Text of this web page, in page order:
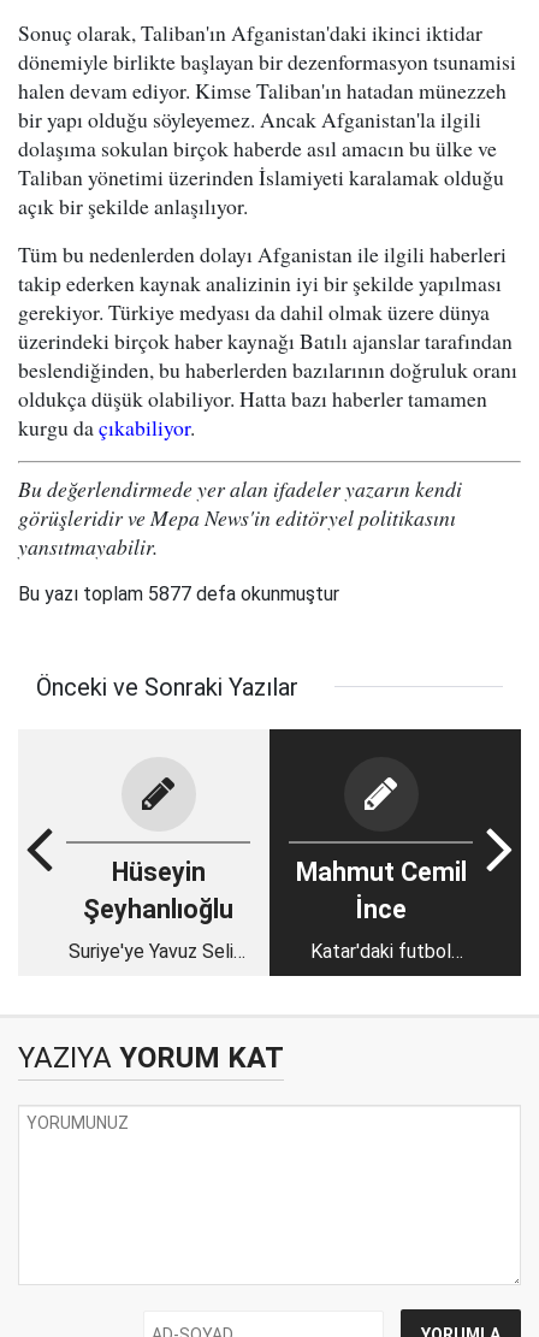
Sonuç olarak, Taliban'ın Afganistan'daki ikinci iktidar
dönemiyle birlikte başlayan bir dezenformasyon tsunamisi
halen devam ediyor. Kimse Taliban'ın hatadan münezzeh
bir yapı olduğu söyleyemez. Ancak Afganistan'la ilgili
dolaşıma sokulan birçok haberde asıl amacın bu ülke ve
Taliban yönetimi üzerinden İslamiyeti karalamak olduğu
açık bir şekilde anlaşılıyor.
Tüm bu nedenlerden dolayı Afganistan ile ilgili haberleri
takip ederken kaynak analizinin iyi bir şekilde yapılması
gerekiyor. Türkiye medyası da dahil olmak üzere dünya
üzerindeki birçok haber kaynağı Batılı ajanslar tarafından
beslendiğinden, bu haberlerden bazılarının doğruluk oranı
oldukça düşük olabiliyor. Hatta bazı haberler tamamen
kurgu daçıkabiliyor.
Bu değerlendirmede yer alan ifadeler yazarın kendi
görüşleridir ve Mepa News'in editöryel politikasını
yansıtmayabilir.
Bu yazı toplam 5877 defa okunmuştur
Önceki ve Sonraki Yazılar
Hüseyin
Şeyhanlıoğlu
Suriye'ye Yavuz Selim
Mahmut Cemil
İnce
Katar'daki futbol
organizasyonundan
YAZIYA YORUM KAT